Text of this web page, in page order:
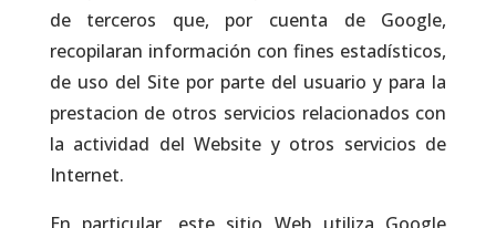
de terceros que, por cuenta de Google,
recopilaran información con fines estadísticos,
de uso del Site por parte del usuario y para la
prestacion de otros servicios relacionados con
la actividad del Website y otros servicios de
Internet.